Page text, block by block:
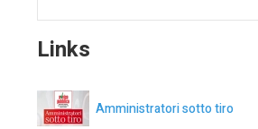
Links
Amministratori sotto tiro